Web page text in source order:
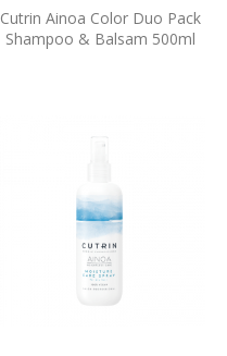
Cutrin Ainoa Color Duo Pack
Shampoo & Balsam 500ml